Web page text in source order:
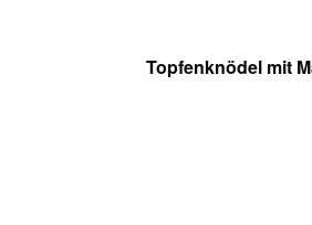
Topfenknödel mit